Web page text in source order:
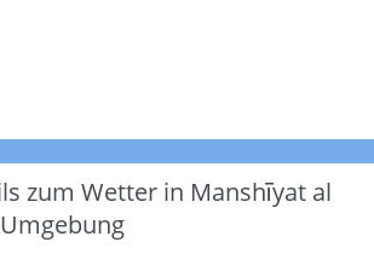
zum Wetter in Manshīyat al